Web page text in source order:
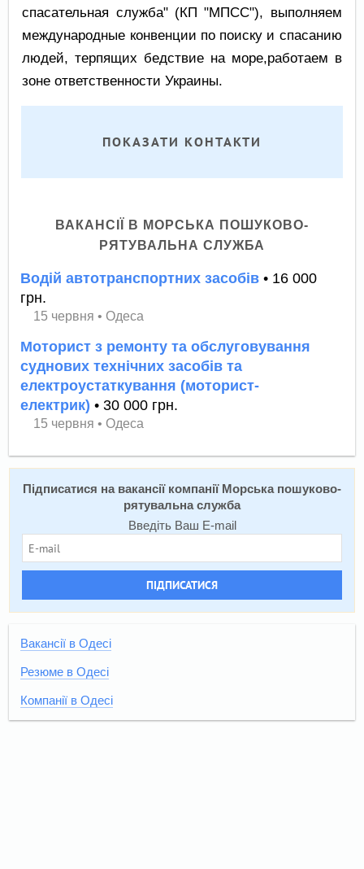
спасательная служба" (КП "МПСС"), выполняем
международные конвенции по поиску и спасанию
людей, терпящих бедствие на море,работаем в
зоне ответственности Украины.
ПОКАЗАТИ КОНТАКТИ
ВАКАНСІЇ В МОРСЬКА ПОШУКОВО-
РЯТУВАЛЬНА СЛУЖБА
Водій автотранспортних засобів • 16 000
грн.
15 червня • Одеса
Моторист з ремонту та обслуговування
суднових технічних засобів та
електроустаткування (моторист-
електрик) • 30 000 грн.
15 червня • Одеса
Підписатися на вакансії компанії Морська пошуково-
рятувальна служба
Введіть Ваш E-mail
ПІДПИСАТИСЯ
Вакансії в Одесі
Резюме в Одесі
Компанії в Одесі